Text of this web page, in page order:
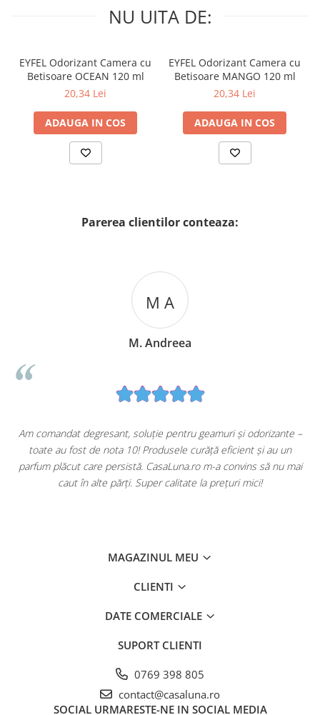
NU UITA DE:
EYFEL Odorizant Camera cu
Betisoare OCEAN 120 ml
20,34 Lei
ADAUGA IN COS
EYFEL Odorizant Camera cu
Betisoare MANGO 120 ml
20,34 Lei
ADAUGA IN COS
Parerea clientilor conteaza:
M A
M. Andreea
Am comandat degresant, soluție pentru geamuri și odorizante –
toate au fost de nota 10! Produsele curăță eficient și au un
parfum plăcut care persistă. CasaLuna.ro m-a convins să nu mai
caut în alte părți. Super calitate la prețuri mici!
MAGAZINUL MEU
CLIENTI
DATE COMERCIALE
SUPORT CLIENTI
0769 398 805
contact@casaluna.ro
SOCIAL URMARESTE-NE IN SOCIAL MEDIA